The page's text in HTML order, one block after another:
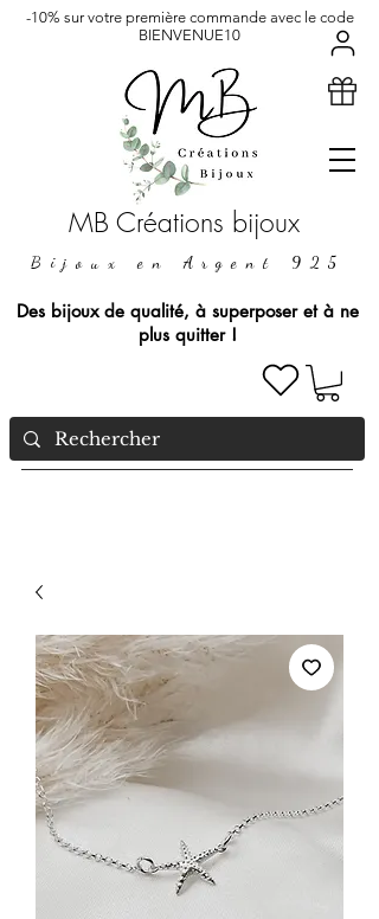
MB Créations bijoux
Bijoux en Argent 925
Des bijoux de qualité, à superposer et à ne
plus quitter !
-10% sur votre première commande avec le code
BIENVENUE10